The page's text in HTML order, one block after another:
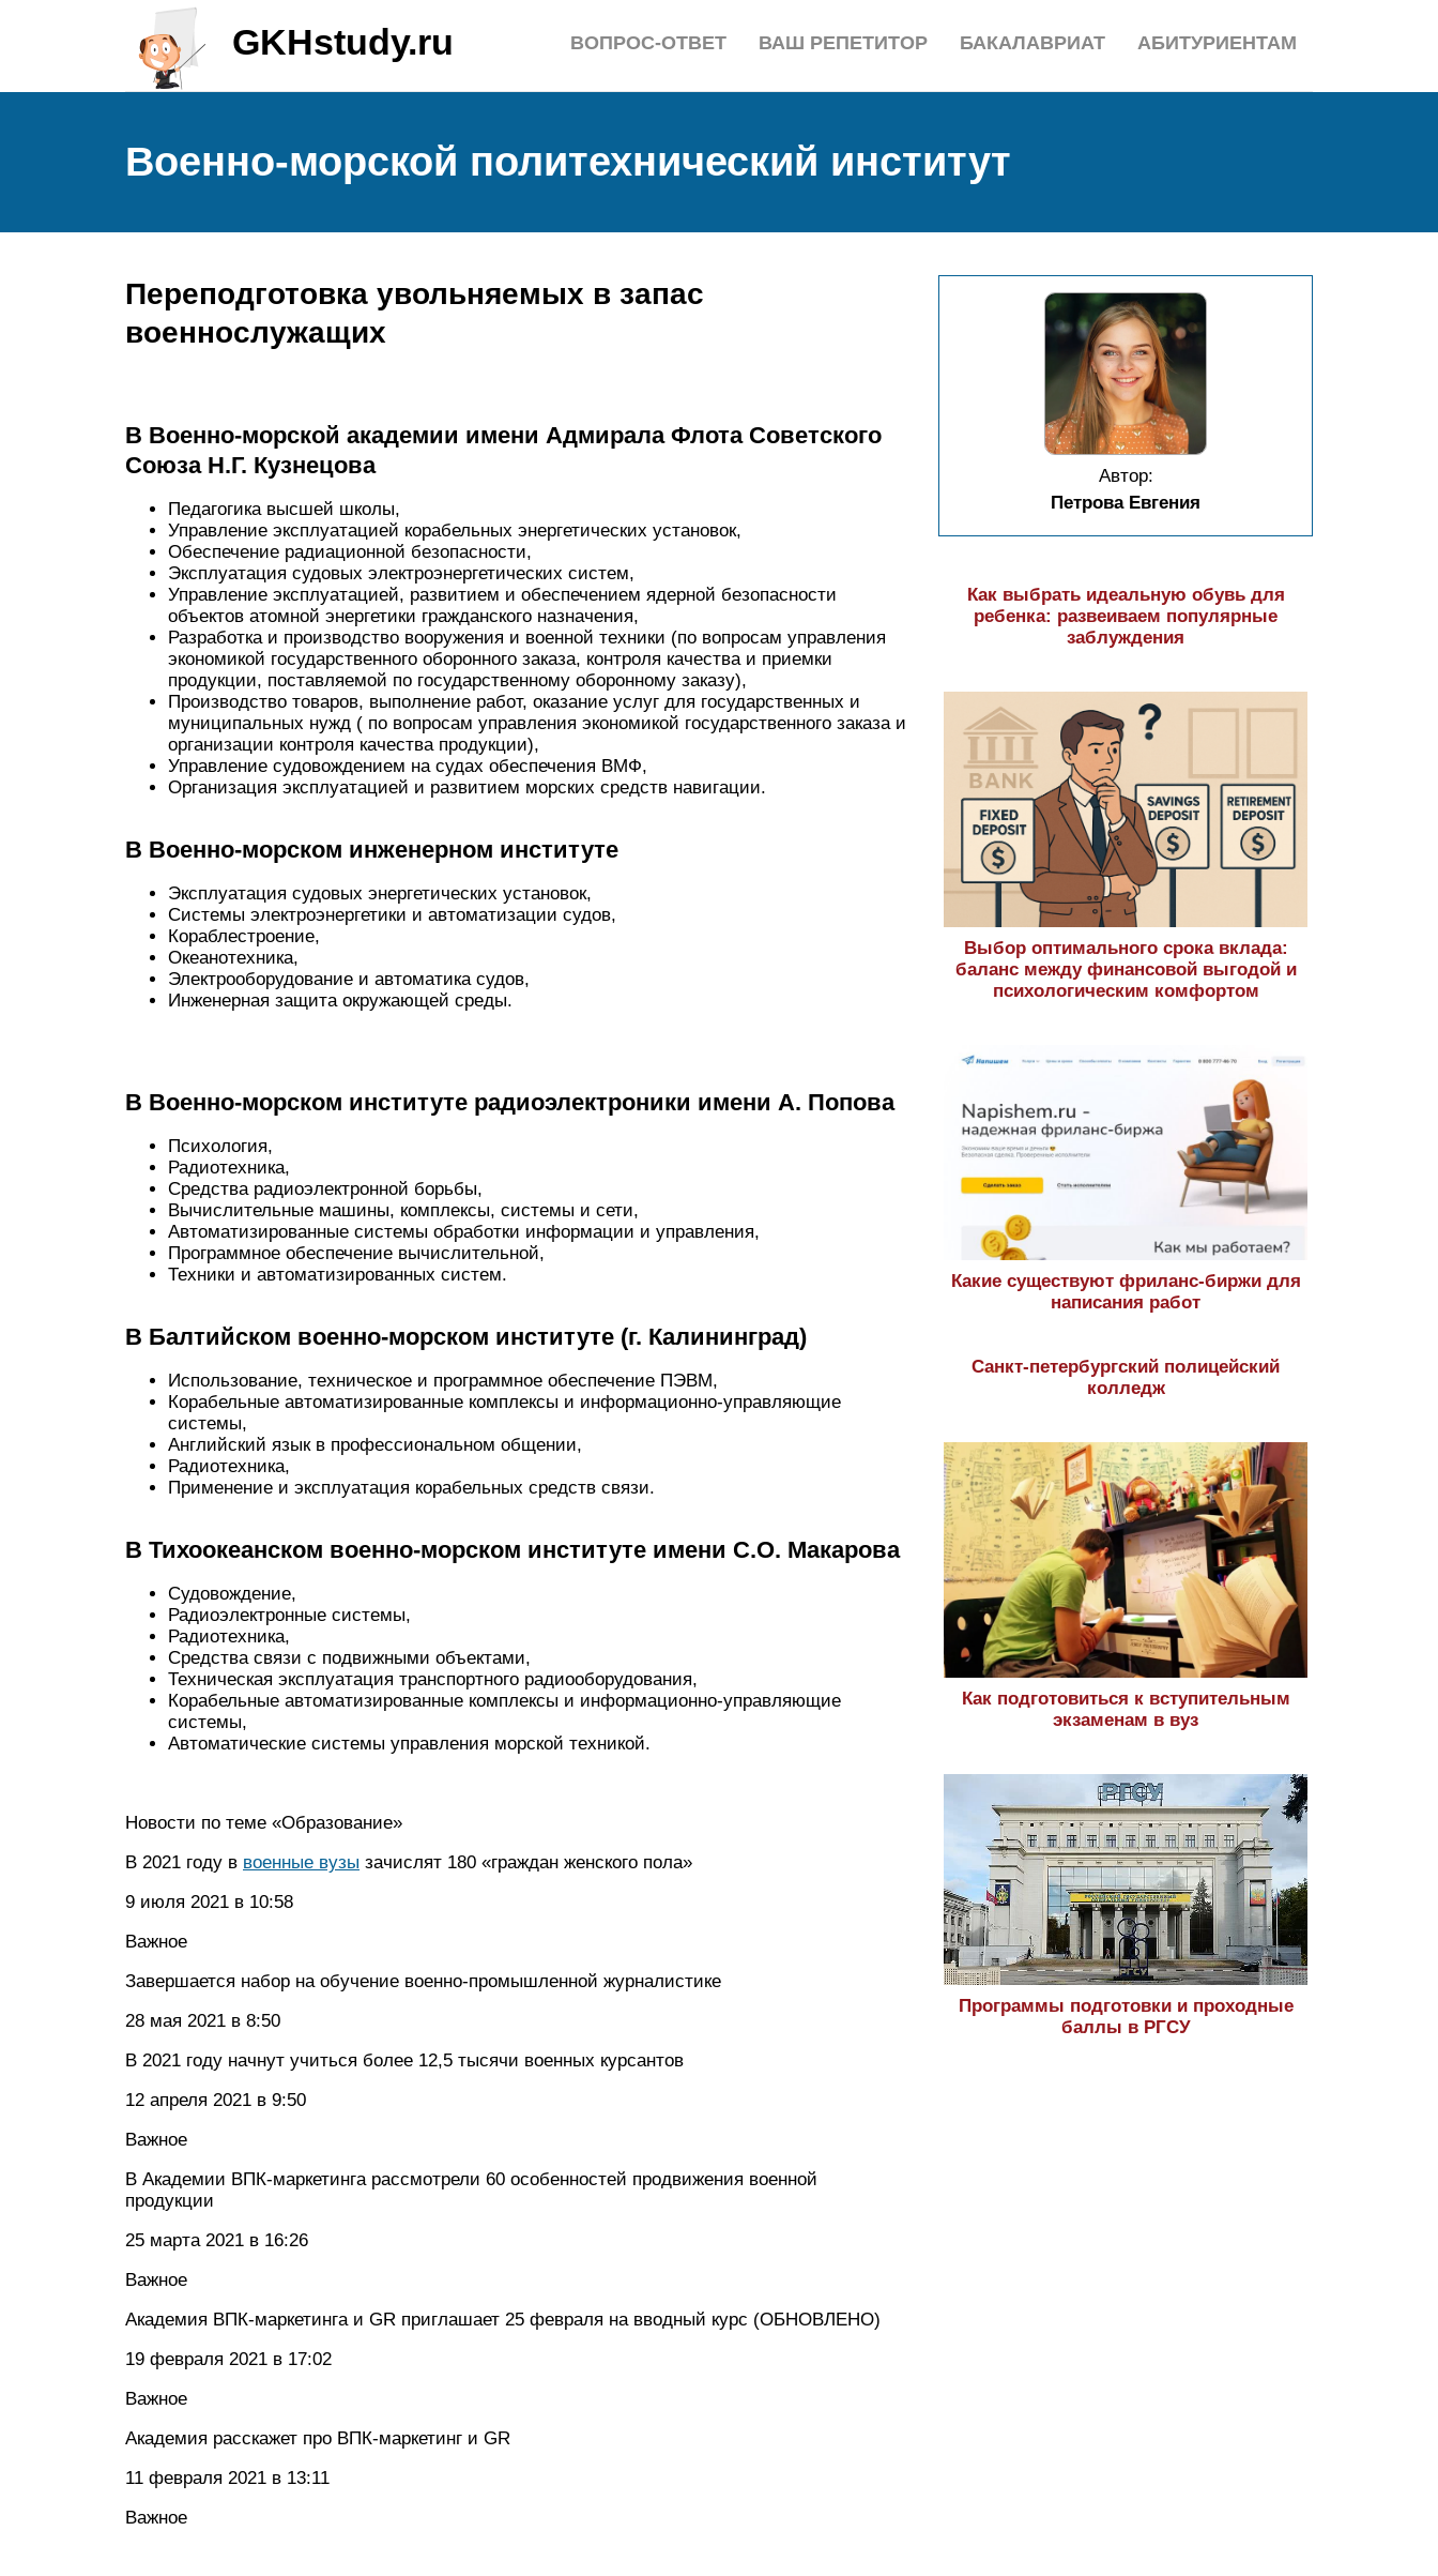
GKHstudy.ru АБИТУРИЕНТАМ
БАКАЛАВРИАТ
ВАШ РЕПЕТИТОР
ВОПРОС-ОТВЕТ
Военно-морской политехнический институт
Переподготовка увольняемых в запас
военнослужащих
В Военно-морской академии имени Адмирала Флота Советского
Союза Н.Г. Кузнецова
Педагогика высшей школы,
Управление эксплуатацией корабельных энергетических установок,
Обеспечение радиационной безопасности,
Эксплуатация судовых электроэнергетических систем,
Управление эксплуатацией, развитием и обеспечением ядерной безопасности
объектов атомной энергетики гражданского назначения,
Разработка и производство вооружения и военной техники (по вопросам управления
экономикой государственного оборонного заказа, контроля качества и приемки
продукции, поставляемой по государственному оборонному заказу),
Производство товаров, выполнение работ, оказание услуг для государственных и
муниципальных нужд ( по вопросам управления экономикой государственного заказа и
организации контроля качества продукции),
Управление судовождением на судах обеспечения ВМФ,
Организация эксплуатацией и развитием морских средств навигации.
В Военно-морском инженерном институте
Эксплуатация судовых энергетических установок,
Системы электроэнергетики и автоматизации судов,
Кораблестроение,
Океанотехника,
Электрооборудование и автоматика судов,
Инженерная защита окружающей среды.
В Военно-морском институте радиоэлектроники имени А. Попова
Психология,
Радиотехника,
Средства радиоэлектронной борьбы,
Вычислительные машины, комплексы, системы и сети,
Автоматизированные системы обработки информации и управления,
Программное обеспечение вычислительной,
Техники и автоматизированных систем.
В Балтийском военно-морском институте (г. Калининград)
Использование, техническое и программное обеспечение ПЭВМ,
Корабельные автоматизированные комплексы и информационно-управляющие
системы,
Английский язык в профессиональном общении,
Радиотехника,
Применение и эксплуатация корабельных средств связи.
В Тихоокеанском военно-морском институте имени С.О. Макарова
Судовождение,
Радиоэлектронные системы,
Радиотехника,
Средства связи с подвижными объектами,
Техническая эксплуатация транспортного радиооборудования,
Корабельные автоматизированные комплексы и информационно-управляющие
системы,
Автоматические системы управления морской техникой.
Новости по теме «Образование»
В 2021 году в военные вузы зачислят 180 «граждан женского пола»
9 июля 2021 в 10:58
Важное
Завершается набор на обучение военно-промышленной журналистике
28 мая 2021 в 8:50
В 2021 году начнут учиться более 12,5 тысячи военных курсантов
12 апреля 2021 в 9:50
Важное
В Академии ВПК-маркетинга рассмотрели 60 особенностей продвижения военной
продукции
25 марта 2021 в 16:26
Важное
Академия ВПК-маркетинга и GR приглашает 25 февраля на вводный курс (ОБНОВЛЕНО)
19 февраля 2021 в 17:02
Важное
Академия расскажет про ВПК-маркетинг и GR
11 февраля 2021 в 13:11
Важное
Автор:
Петрова Евгения
Как выбрать идеальную обувь для
ребенка: развеиваем популярные
заблуждения
Выбор оптимального срока вклада:
баланс между финансовой выгодой и
психологическим комфортом
Какие существуют фриланс-биржи для
написания работ
Санкт-петербургский полицейский
колледж
Как подготовиться к вступительным
экзаменам в вуз
Программы подготовки и проходные
баллы в РГСУ